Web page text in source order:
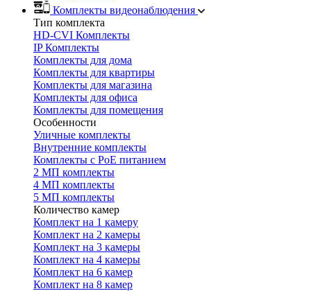
Комплекты видеонаблюдения
Тип комплекта
HD-CVI Комплекты
IP Комплекты
Комплекты для дома
Комплекты для квартиры
Комплекты для магазина
Комплекты для офиса
Комплекты для помещения
Особенности
Уличные комплекты
Внутренние комплекты
Комплекты с PoE питанием
2 МП комплекты
4 МП комплекты
5 МП комплекты
Количество камер
Комплект на 1 камеру
Комплект на 2 камеры
Комплект на 3 камеры
Комплект на 4 камеры
Комплект на 6 камер
Комплект на 8 камер